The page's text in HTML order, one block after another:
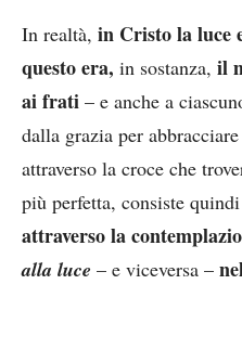
In realtà, in Cristo la luce
questo era, in sostanza, il
ai frati – e anche a
dalla grazia per
attraverso la croce che
più perfetta, consiste quindi
attraverso la
alla luce – e viceversa –